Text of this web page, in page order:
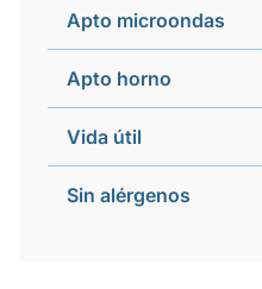
Apto microondas
Apto horno
Vida útil
Sin alérgenos